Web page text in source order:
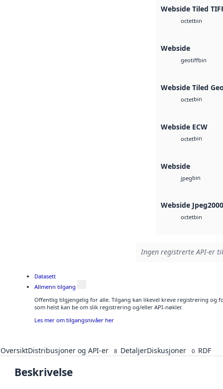
Webside Tiled
octetbin
Webside
geotiffbin
Webside Tiled
octetbin
Webside ECW
octetbin
Webside
jpegbin
Webside Jpeg2000
octetbin
Ingen registrerte API-er
Datasett
Allmenn tilgang
Offentlig tilgjengelig for alle. Tilgang kan likevel kreve registrering og
som helst kan be om slik registrering og/eller API-nøkler.
Les mer om tilgangsnivåer her
OversiktDistribusjoner og API-er 8 DetaljerDiskusjoner 0 RDF
Beskrivelse